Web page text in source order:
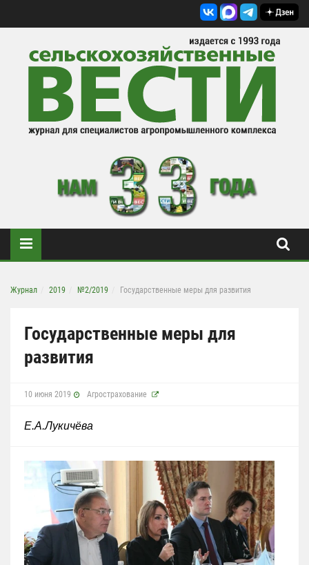
Журнал 2019 №2/2019 Государственные меры для развития
Государственные меры для
развития
10 июня 2019 Агрострахование
Е.А.Лукичёва